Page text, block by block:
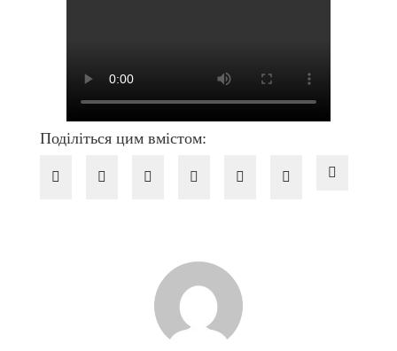
Поділіться цим вмістом: